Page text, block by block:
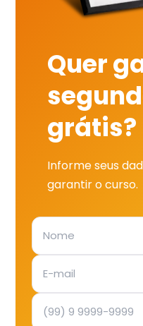
Quer
grátis?
Informe seus
garantir o curso.